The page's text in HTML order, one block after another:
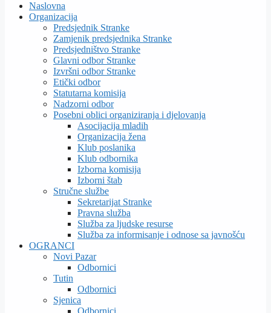
Naslovna
Organizacija
Predsjednik Stranke
Zamjenik predsjednika Stranke
Predsjedništvo Stranke
Glavni odbor Stranke
Izvršni odbor Stranke
Etički odbor
Statutarna komisija
Nadzorni odbor
Posebni oblici organiziranja i djelovanja
Asocijacija mladih
Organizacija žena
Klub poslanika
Klub odbornika
Izborna komisija
Izborni štab
Stručne službe
Sekretarijat Stranke
Pravna služba
Služba za ljudske resurse
Služba za informisanje i odnose sa javnošću
OGRANCI
Novi Pazar
Odbornici
Tutin
Odbornici
Sjenica
Odbornici